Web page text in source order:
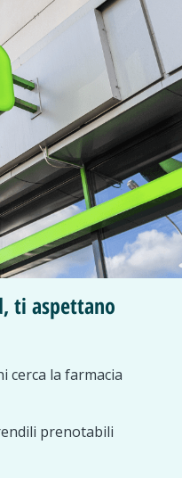
ti aspettano
cerca la farmacia
prenotabili